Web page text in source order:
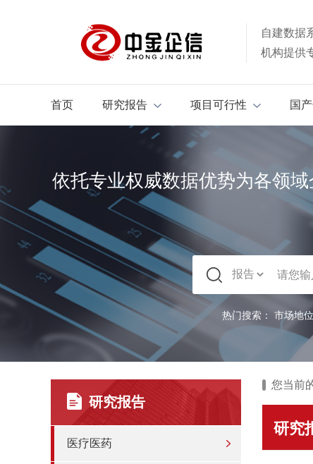
自建数据
机构提供
首页 研究报告 项目可行性 国
依托专业权威数据优势为各领
热门搜索： 市场地
研究报告
医疗医药
您当前
研究